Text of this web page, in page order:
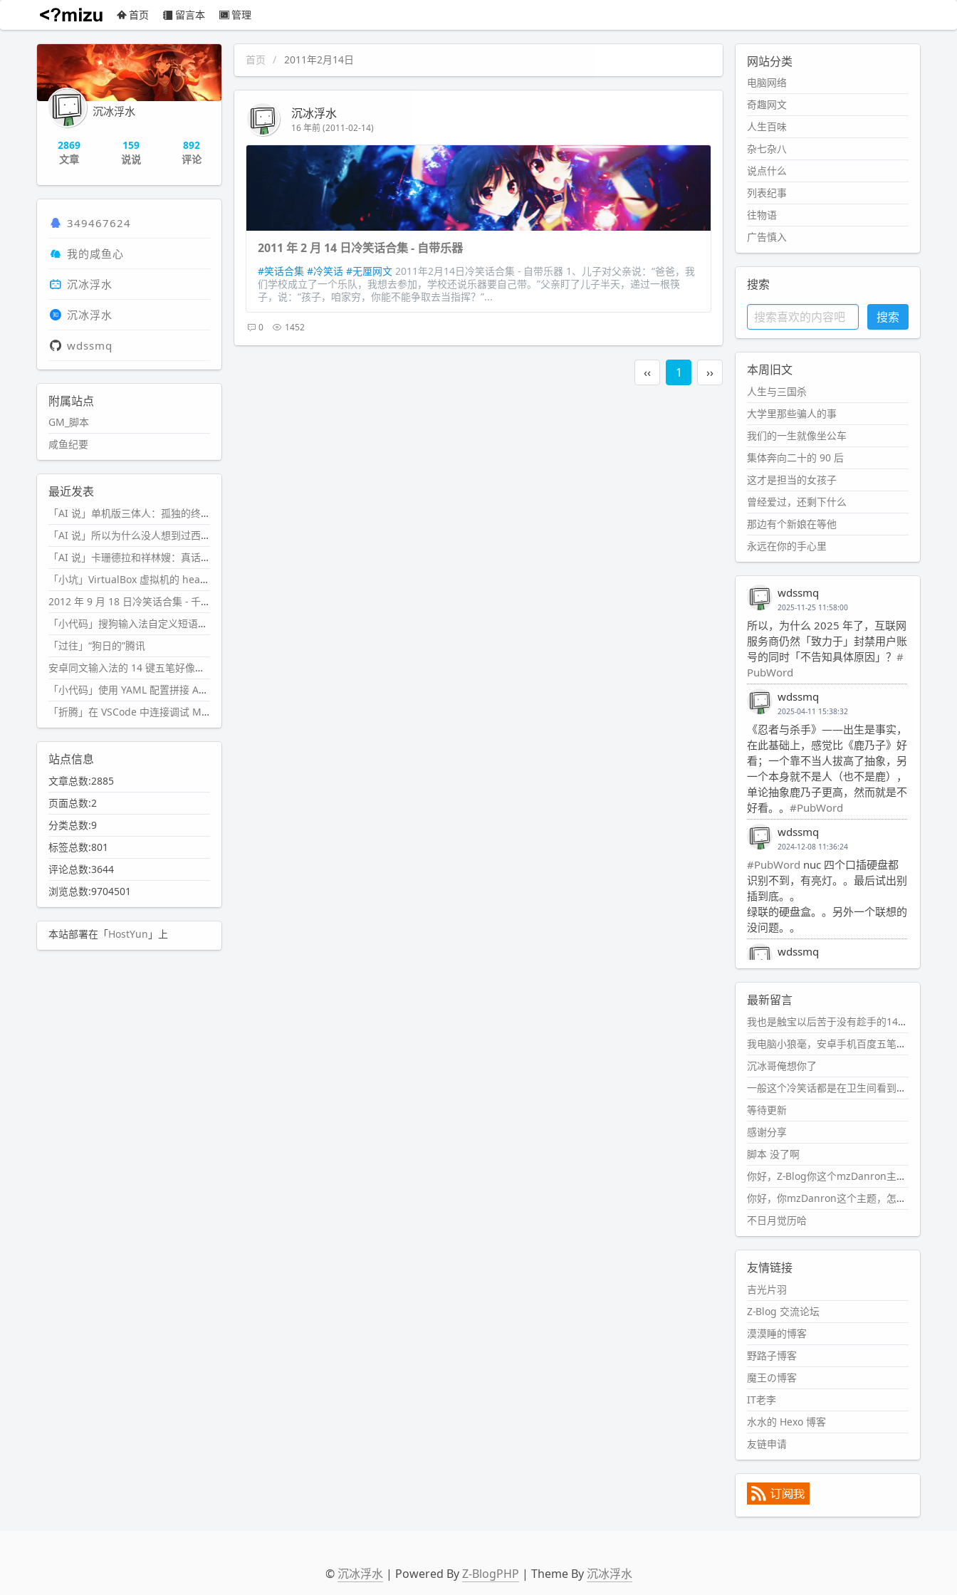
沉冰浮水 首页 留言本 管理
首页 2011年2月14日
沉冰浮水
16 年前 (2011-02-14)
2011 年 2 月 14 日冷笑话合集 - 自带乐器
#笑话合集 #冷笑话 #无厘网文 2011年2月14日冷笑话合集 - 自带乐器 1、儿子对父亲说：“爸爸，我
们学校成立了一个乐队，我想去参加，学校还说乐器要自己带。”父亲盯了儿子半天，递过一根筷
子，说：“孩子，咱家穷，你能不能争取去当指挥？”...
0 1452
‹‹ 1 ››
沉冰浮水
2869
文章
159
说说
892
评论
349467624
我的咸鱼心
沉冰浮水
沉冰浮水
wdssmq
附属站点
GM_脚本
咸鱼纪要
最近发表
「AI 说」单机版三体人：孤独的终极形态
「AI 说」所以为什么没人想到过西西弗斯的膝盖状态？
「AI 说」卡珊德拉和祥林嫂：真话者的悲剧
「小坑」VirtualBox 虚拟机的 headless 启动方式
2012 年 9 月 18 日冷笑话合集 - 千万别惹女人
「小代码」搜狗输入法自定义短语分片管理「Python」
「过往」“狗日的”腾讯
安卓同文输入法的 14 键五笔好像终于能用了?
「小代码」使用 YAML 配置拼接 AI 提示词，随机及条件语句
「折腾」在 VSCode 中连接调试 Microsoft Edge
站点信息
文章总数:2885
页面总数:2
分类总数:9
标签总数:801
评论总数:3644
浏览总数:9704501
本站部署在「HostYun 」上
网站分类
电脑网络
奇趣网文
人生百味
杂七杂八
说点什么
列表纪事
往物语
广告慎入
搜索
本周旧文
人生与三国杀
大学里那些骗人的事
我们的一生就像坐公车
集体奔向二十的 90 后
这才是担当的女孩子
曾经爱过，还剩下什么
那边有个新娘在等他
永远在你的手心里
wdssmq
2025-11-25 11:58:00
所以，为什么 2025 年了，互联网
服务商仍然「致力于」封禁用户账
号的同时「不告知具体原因」？ #
PubWord
wdssmq
2025-04-11 15:38:32
《忍者与杀手》——出生是事实，
在此基础上，感觉比《鹿乃子》好
看；一个靠不当人拔高了抽象，另
一个本身就不是人（也不是鹿），
单论抽象鹿乃子更高，然而就是不
好看。。 #PubWord
wdssmq
2024-12-08 11:36:24
#PubWord nuc 四个口插硬盘都
识别不到，有亮灯。。最后试出别
插到底。。
绿联的硬盘盒。。另外一个联想的
没问题。。
wdssmq
2024-11-19 17:31:51
#PubWord近期观影记录：超级
马里奥，死侍与金刚狼。。
wdssmq
2024-10-08 10:12:25
#PubWord搬家也告一段落，虽
然搬过来的东西还得归置，新衣柜
虽说已经散俩月味儿了，但还是不
想放衣服进去。
wdssmq
2024-09-23 21:00:49
#PubWord
一次？？碎雨集_沉冰浮水_第1页
https://www.wdssmq.com/ta
g/%E7%A2%8E%E9%9B%A8%E
9%9B%86/
wdssmq
2024-09-23 20:58:40
话，2024 年目前只发了 13 条
嘟？？？？
wdssmq
2024-09-15 10:32:07
#PubWordVSCode 内 git 操作卡
住的时候没办法主动取消一直是个
痛点，一般都是推送或拉取，今天
连提交都卡了。。
wdssmq
#PubWord又一个夏天过去了，
所以今年也没买防水鞋套；然后天
凉了，为了应对踢被子买了睡袋，
不知道 1.2 米会不会略窄。。
最新留言
我也是触宝以后苦于没有趁手的14键五笔键盘久矣上面那位兄台用的百度双键点划布局我也用过很久，那个皮肤做得很粗糙，个别键位的触发区域是错位的，快速打字时很容易出错，修改它的皮肤文件校正后勉强能用，但早年出的皮肤分辨率太低，实在谈不上美观。百度小米定制版的商店里有一个"小黑板"皮肤还不错(百度官方输入法商店里没有)，但那个风格我不喜欢这两天找到了一个叫"森林集"的公众号，开发了海量的皮肤，很多都有14键版本，付费但很便宜，几块钱，终于有自己满意的输入法了搜了一下，这个工作室还是百度的官方合作伙伴，不知道为什么14键作品都不在官方商店上架，难道是百度官方在刻意放弃14键？
我电脑小狼毫，安卓手机百度五笔，皮肤用的双键点划，挺好的。
沉冰哥俺想你了
一般这个冷笑话都是在卫生间看到的多
等待更新
感谢分享
脚本 没了啊
你好，Z-Blog你这个mzDanron主题，怎么去除文章标题图像和文章摘要，仅显示标题，感谢回复！
你好，你mzDanron这个主题，怎么去除文章标题的图像和文章摘要！仅显示标题，感谢回复解决！
不日月觉历哈
友情链接
吉光片羽
Z-Blog 交流论坛
漠漠睡的博客
野路子博客
魔王の博客
IT老李
水水的 Hexo 博客
友链申请
© 沉冰浮水| Powered ByZ-BlogPHP | Theme By 沉冰浮水